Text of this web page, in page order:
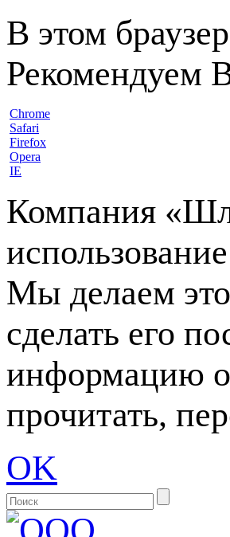
В этом
Рекомендуем
Chrome
Safari
Firefox
Opera
IE
Компания
Мы делаем
сделать его
информацию о
прочитать,
OK